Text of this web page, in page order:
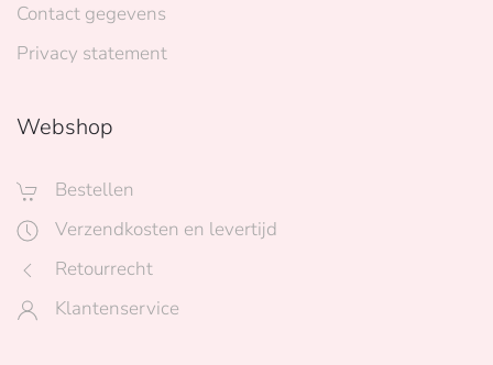
Contact gegevens
Privacy statement
Webshop
Bestellen
Verzendkosten en levertijd
Retourrecht
Klantenservice